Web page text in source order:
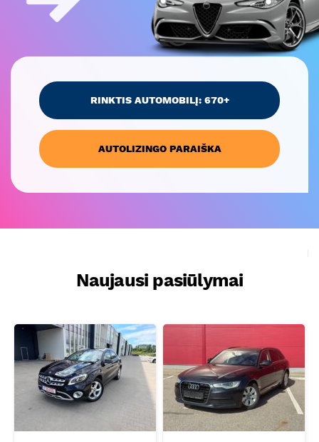
RINKTIS AUTOMOBILĮ: 670+
AUTOLIZINGO PARAIŠKA
Naujausi pasiūlymai